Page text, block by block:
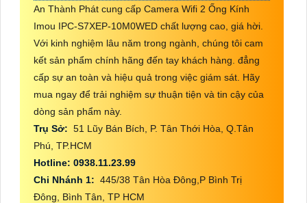
An Thành Phát cung cấp Camera Wifi 2 Ống Kính
Imou IPC-S7XEP-10M0WED chất lượng cao, giá hời.
Với kinh nghiệm lâu năm trong ngành, chúng tôi cam
kết sản phẩm chính hãng đến tay khách hàng. đẳng
cấp sự an toàn và hiệu quả trong việc giám sát. Hãy
mua ngay để trải nghiệm sự thuận tiện và tin cậy của
dòng sản phẩm này.
Trụ Sở: 51 Lũy Bán Bích, P. Tân Thới Hòa, Q.Tân
Phú, TP.HCM
Hotline: 0938.11.23.99
Chi Nhánh 1: 445/38 Tân Hòa Đông,P Bình Trị
Đông, Bình Tân, TP HCM